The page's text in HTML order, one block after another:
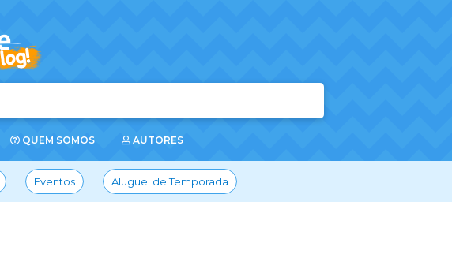
QUEM SOMOS AUTORES
Eventos Aluguel de Temporada